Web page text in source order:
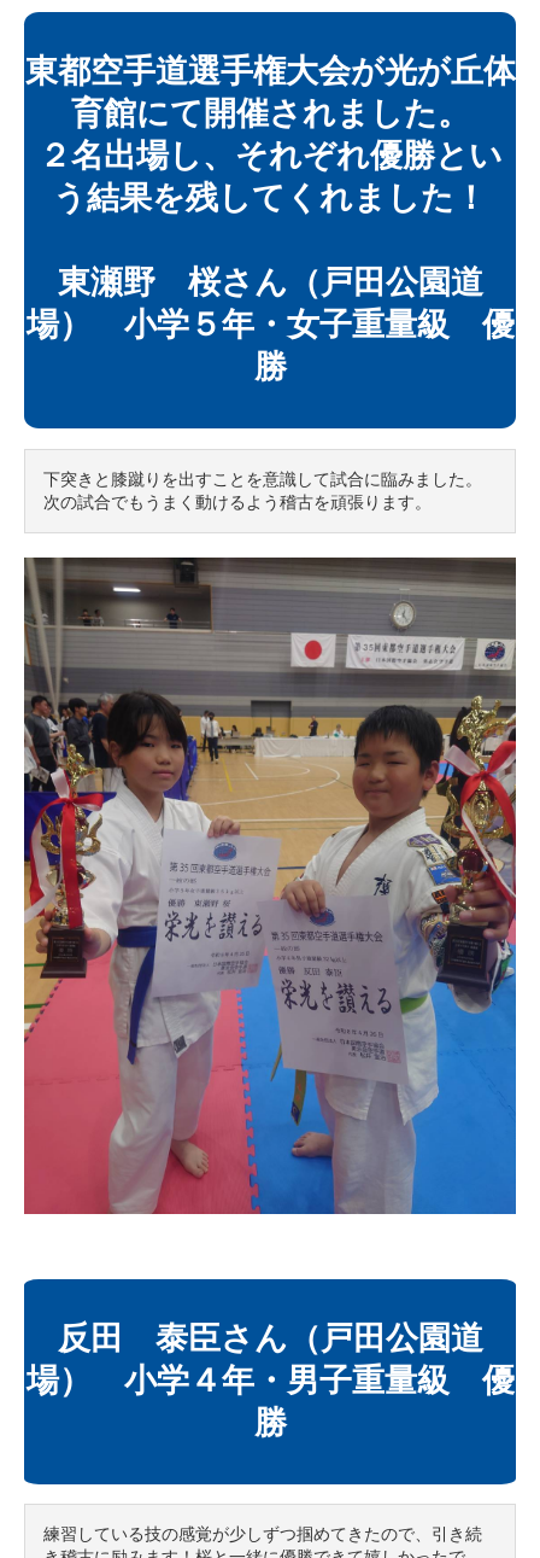
東都空手道選手権大会が光が丘体
育館にて開催されました。
２名出場し、それぞれ優勝とい
う結果を残してくれました！
東瀬野 桜さん（戸田公園道
場） 小学５年・女子重量級 優
勝
下突きと膝蹴りを出すことを意識して試合に臨みました。
次の試合でもうまく動けるよう稽古を頑張ります。
反田 泰臣さん（戸田公園道
場） 小学４年・男子重量級 優
勝
練習している技の感覚が少しずつ掴めてきたので、引き続